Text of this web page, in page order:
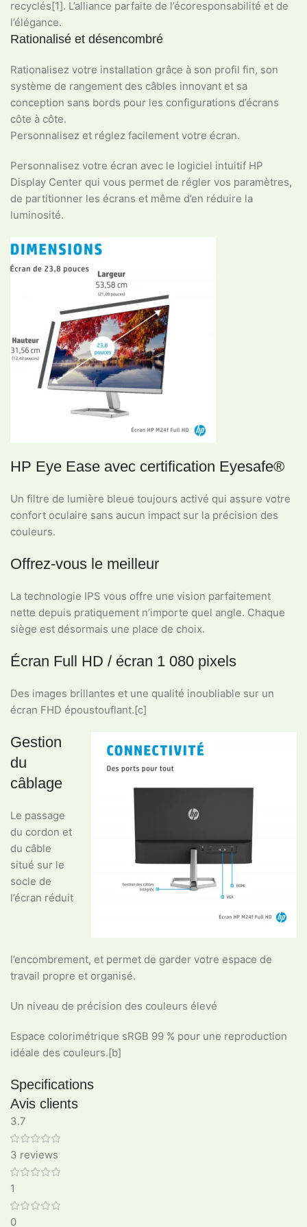
recyclés[1]. L’alliance parfaite de l’écoresponsabilité et de
l’élégance.
Rationalisé et désencombré
Rationalisez votre installation grâce à son profil fin, son
système de rangement des câbles innovant et sa
conception sans bords pour les configurations d’écrans
côte à côte.
Personnalisez et réglez facilement votre écran.
Personnalisez votre écran avec le logiciel intuitif HP
Display Center qui vous permet de régler vos paramètres,
de partitionner les écrans et même d’en réduire la
luminosité.
HP Eye Ease avec certification Eyesafe®
Un filtre de lumière bleue toujours activé qui assure votre
confort oculaire sans aucun impact sur la précision des
couleurs.
Offrez-vous le meilleur
La technologie IPS vous offre une vision parfaitement
nette depuis pratiquement n’importe quel angle. Chaque
siège est désormais une place de choix.
Écran Full HD / écran 1 080 pixels
Des images brillantes et une qualité inoubliable sur un
écran FHD époustouflant.[c]
Gestion
du
câblage
Le passage
du cordon et
du câble
situé sur le
socle de
l’écran réduit
l’encombrement, et permet de garder votre espace de
travail propre et organisé.
Un niveau de précision des couleurs élevé
Espace colorimétrique sRGB 99 % pour une reproduction
idéale des couleurs.[b]
Specifications
Avis clients
3.7
3 reviews
1
0